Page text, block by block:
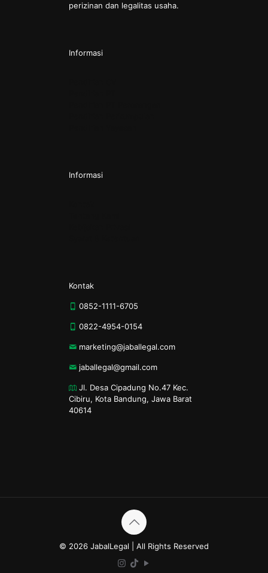
perizinan dan legalitas usaha.
Informasi
Informasi
Kontak
0852-1111-6705
0822-4954-0154
marketing@jaballegal.com
jaballegal@gmail.com
Jl. Desa Cipadung No.47 Kec.
Cibiru, Kota Bandung, Jawa Barat
40614
© 2026 JabalLegal | All Rights Reserved